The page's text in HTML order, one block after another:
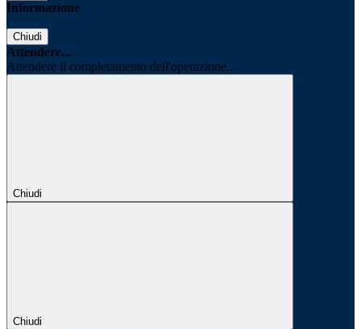
Informazione
Chiudi
Attendere...
Attendere il completamento dell'operazione...
Chiudi
Chiudi